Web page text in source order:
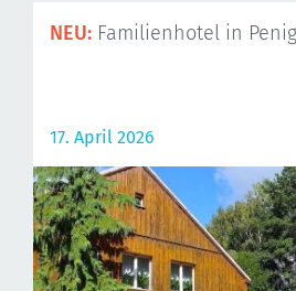
NEU: Familienhotel in
17. April 2026